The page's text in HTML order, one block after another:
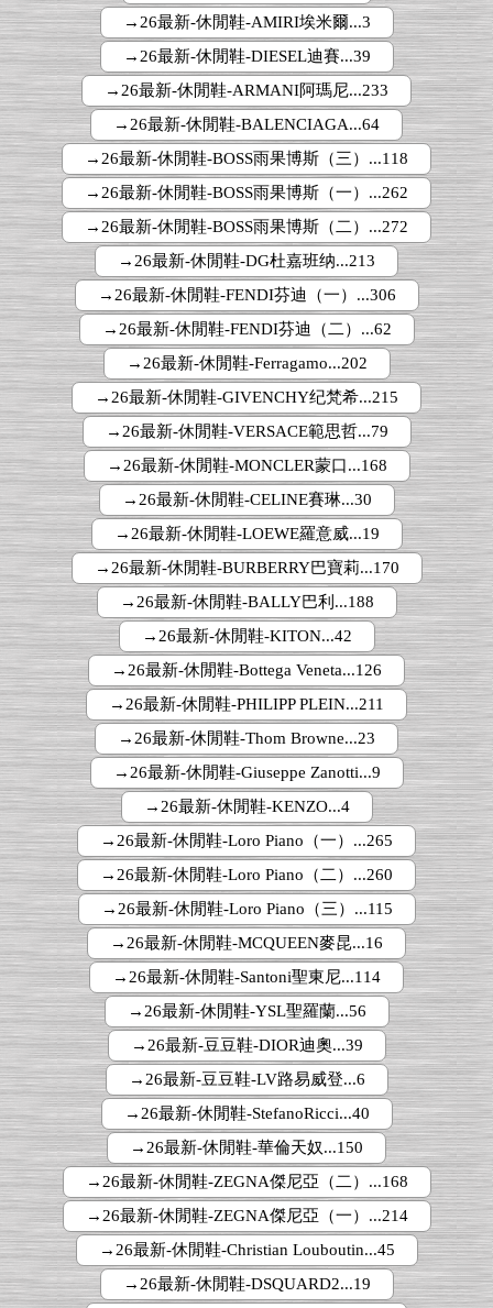
→26最新-休閒鞋-AMIRI埃米爾...3
→26最新-休閒鞋-DIESEL迪賽...39
→26最新-休閒鞋-ARMANI阿瑪尼...233
→26最新-休閒鞋-BALENCIAGA...64
→26最新-休閒鞋-BOSS雨果博斯（三）...118
→26最新-休閒鞋-BOSS雨果博斯（一）...262
→26最新-休閒鞋-BOSS雨果博斯（二）...272
→26最新-休閒鞋-DG杜嘉班纳...213
→26最新-休閒鞋-FENDI芬迪（一）...306
→26最新-休閒鞋-FENDI芬迪（二）...62
→26最新-休閒鞋-Ferragamo...202
→26最新-休閒鞋-GIVENCHY纪梵希...215
→26最新-休閒鞋-VERSACE範思哲...79
→26最新-休閒鞋-MONCLER蒙口...168
→26最新-休閒鞋-CELINE賽琳...30
→26最新-休閒鞋-LOEWE羅意威...19
→26最新-休閒鞋-BURBERRY巴寶莉...170
→26最新-休閒鞋-BALLY巴利...188
→26最新-休閒鞋-KITON...42
→26最新-休閒鞋-Bottega Veneta...126
→26最新-休閒鞋-PHILIPP PLEIN...211
→26最新-休閒鞋-Thom Browne...23
→26最新-休閒鞋-Giuseppe Zanotti...9
→26最新-休閒鞋-KENZO...4
→26最新-休閒鞋-Loro Piano（一）...265
→26最新-休閒鞋-Loro Piano（二）...260
→26最新-休閒鞋-Loro Piano（三）...115
→26最新-休閒鞋-MCQUEEN麥昆...16
→26最新-休閒鞋-Santoni聖東尼...114
→26最新-休閒鞋-YSL聖羅蘭...56
→26最新-豆豆鞋-DIOR迪奧...39
→26最新-豆豆鞋-LV路易威登...6
→26最新-休閒鞋-StefanoRicci...40
→26最新-休閒鞋-華倫天奴...150
→26最新-休閒鞋-ZEGNA傑尼亞（二）...168
→26最新-休閒鞋-ZEGNA傑尼亞（一）...214
→26最新-休閒鞋-Christian Louboutin...45
→26最新-休閒鞋-DSQUARD2...19